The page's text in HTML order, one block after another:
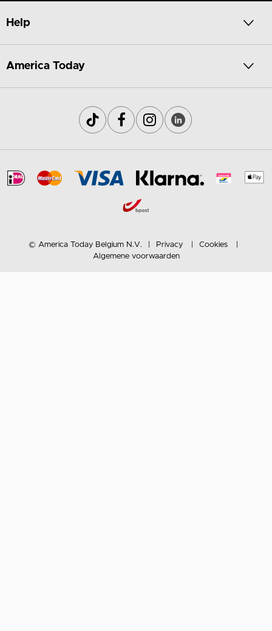
Help
America Today
© America Today Belgium N.V. Privacy
Cookies
Algemene voorwaarden